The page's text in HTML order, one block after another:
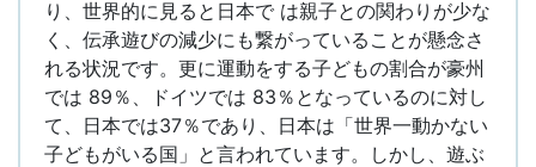
り、世界的に見ると日本で は親子との関わりが少な
く、伝承遊びの減少にも繋がっていることが懸念さ
れる状況です。更に運動をする子どもの割合が豪州
では 89％、ドイツでは 83％となっているのに対し
て、日本では37％であり、日本は「世界一動かない
子どもがいる国」と言われています。しかし、遊ぶ